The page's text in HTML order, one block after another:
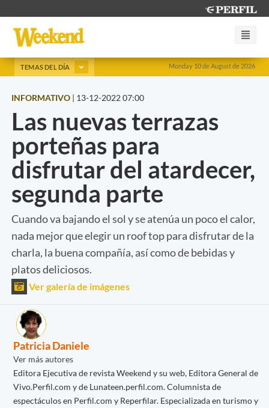
Monday 10 de August de 2026
TEMAS DEL DÍA
INFORMATIVO | 13-12-2022 07:00
Las nuevas terrazas
porteñas para
disfrutar del atardecer,
segunda parte
Cuando va bajando el sol y se atenúa un poco el calor,
nada mejor que elegir un roof top para disfrutar de la
charla, la buena compañía, así como de bebidas y
platos deliciosos.
Ver galería de imágenes
Patricia Daniele
Ver más autores
Editora Ejecutiva de revista Weekend y su web, Editora General de
Vivo.Perfil.com y de Lunateen.perfil.com. Columnista de
espectáculos en Perfil.com y Reperfilar. Especializada en turismo y